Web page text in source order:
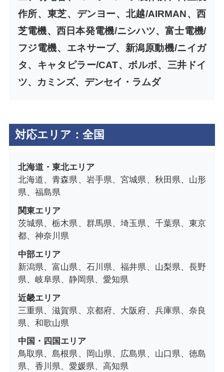
作所、東芝、デンヨー、北越/AIRMAN、西
芝電機、西日本発電機/ニシハツ、富士電機/
フジ電機、エネサーブ、新潟原動機/ニイガ
タ、キャタピラー/CAT、ボルボ、三井ドイ
ツ、カミンズ、デンセイ・ラムダ
対応エリア：全国
北海道・東北エリア
北海道、青森県、岩手県、宮城県、秋田県、山形
県、福島県
関東エリア
茨城県、栃木県、群馬県、埼玉県、千葉県、東京
都、神奈川県
中部エリア
新潟県、富山県、石川県、福井県、山梨県、長野
県、岐阜県、静岡県、愛知県
近畿エリア
三重県、滋賀県、京都府、大阪府、兵庫県、奈良
県、和歌山県
中国・四国エリア
鳥取県、島根県、岡山県、広島県、山口県、徳島
県、香川県、愛媛県、高知県